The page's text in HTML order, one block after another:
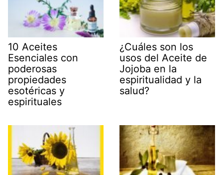
10 Aceites
Esenciales con
poderosas
propiedades
esotéricas y
espirituales
¿Cuáles son los
usos del Aceite de
Jojoba en la
espiritualidad y la
salud?